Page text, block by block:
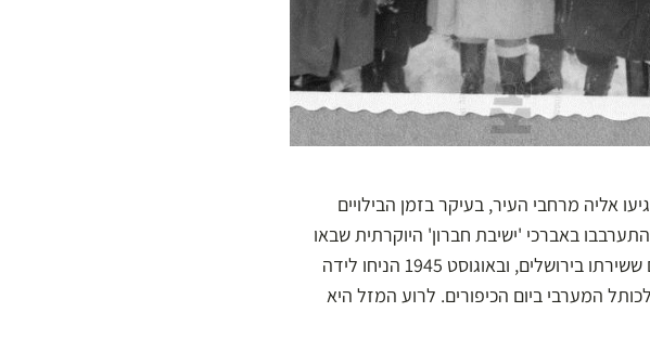
אליה מרחבי העיר, בעיקר בזמן הבילויים
באברכי 'ישיבת חברון' היוקרתית שבאו
לקנות חצאי סיגריות (מאותה סיבה). הגלידה הייתה אהודה גם על הבריטים ששירתו בירושלים, ובאוגוסט 1945 הניחו לידה
המערבי ביום הכיפורים. לרוע המזל היא